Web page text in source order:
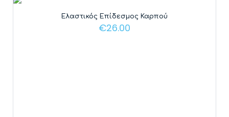
Ελαστικός Επίδεσμος Καρπού
€26.00